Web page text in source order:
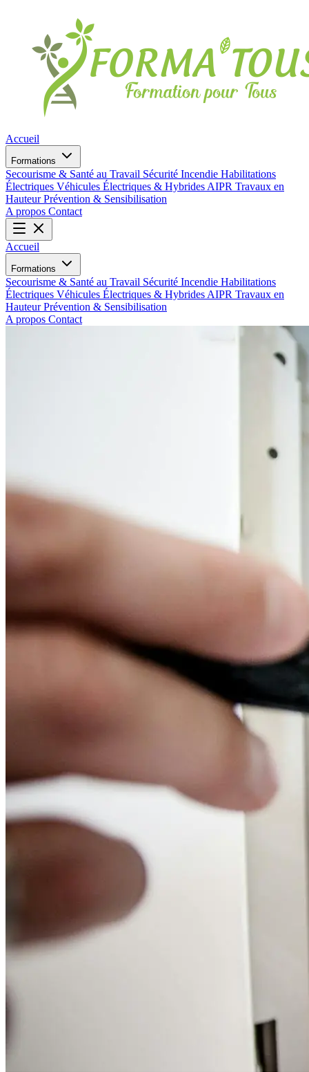
Accueil
Formations
Secourisme & Santé au Travail Sécurité Incendie Habilitations
Électriques Véhicules Électriques & Hybrides AIPR Travaux en
HauteurPrévention & Sensibilisation
A propos Contact
Accueil
Formations
Secourisme & Santé au Travail Sécurité Incendie Habilitations
Électriques Véhicules Électriques & Hybrides AIPR Travaux en
HauteurPrévention & Sensibilisation
A propos Contact